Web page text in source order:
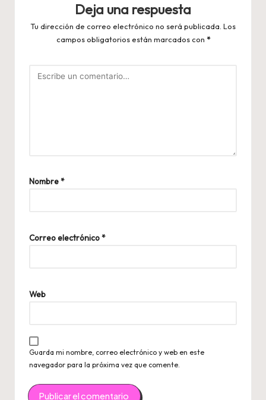
Deja una respuesta
Tu dirección de correo electrónico no será publicada. Los
campos obligatorios están marcados con *
Nombre*
Correo electrónico*
Web
Guarda mi nombre, correo electrónico y web en este
navegador para la próxima vez que comente.